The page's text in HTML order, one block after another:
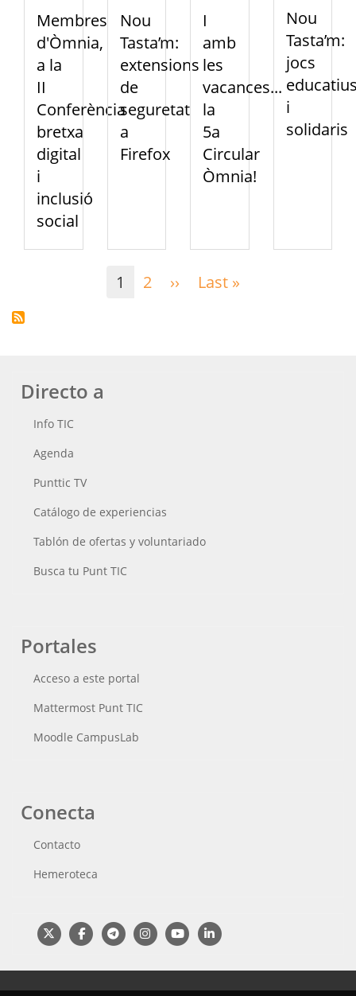
Membres
d'Òmnia,
a la
II
Conferència
bretxa
digital
i
inclusió
social
Nou
Tasta’m:
extensions
de
seguretat
a
Firefox
I
amb
les
vacances...
la
5a
Circular
Òmnia!
Nou
Tasta’m:
jocs
i
solidaris
1 2 ›› Siguiente
Last »
Directo a
Info TIC
Agenda
Punttic TV
Catálogo de experiencias
Tablón de ofertas y voluntariado
Busca tu Punt TIC
Portales
Acceso a este portal
Mattermost Punt TIC
Moodle CampusLab
Conecta
Contacto
Hemeroteca